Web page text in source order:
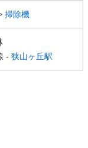
掃除機
- 狭山ヶ丘駅